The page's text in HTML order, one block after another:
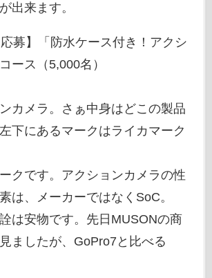
出来ます。
応募】「防水ケース付き！アクシ
ース（5,000名）
カメラ。さぁ中身はどこの製品
下にあるマークはライカマーク
クです。アクションカメラの性
は、メーカーではなくSoC。
は安物です。先日MUSONの商
ましたが、GoPro7と比べる